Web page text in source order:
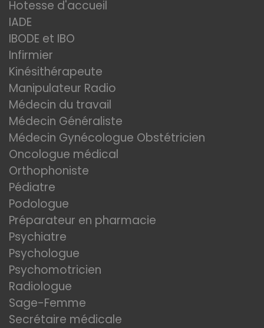
Hotesse d'accueil
IADE
IBODE et IBO
Infirmier
Kinésithérapeute
Manipulateur Radio
Médecin du travail
Médecin Généraliste
Médecin Gynécologue Obstétricien
Oncologue médical
Orthophoniste
Pédiatre
Podologue
Préparateur en pharmacie
Psychiatre
Psychologue
Psychomotricien
Radiologue
Sage-Femme
Secrétaire médicale